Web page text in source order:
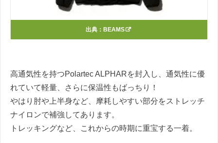
出典： BEAMS
高通気性を持つPolartec ALPHARを封入し、通気性に優
れていて軽量、さらに保温性もばっちり！
やはり肘や上半身など、摩耗しやすい部分をストレッチ
ナイロンで補強してあります。
トレッキングなど、これからの時期に重宝する一着。